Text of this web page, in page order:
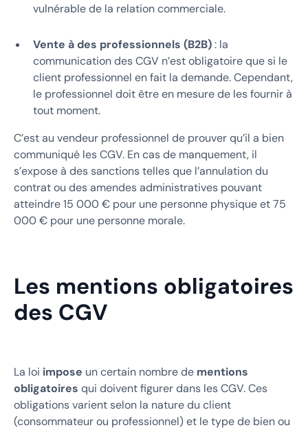
vulnérable de la relation commerciale.
Vente à des professionnels (B2B): la
communication des CGV n’est obligatoire que si le
client professionnel en fait la demande. Cependant,
le professionnel doit être en mesure de les fournir à
tout moment.
C’est au vendeur professionnel de prouver qu’il a bien
communiqué les CGV. En cas de manquement, il
s’expose à des sanctions telles que l’annulation du
contrat ou des amendes administratives pouvant
atteindre 15 000 € pour une personne physique et 75
000 € pour une personne morale.
Les mentions obligatoires
des CGV
La loi impose un certain nombre de mentions
obligatoires qui doivent figurer dans les CGV. Ces
obligations varient selon la nature du client
(consommateur ou professionnel) et le type de bien ou